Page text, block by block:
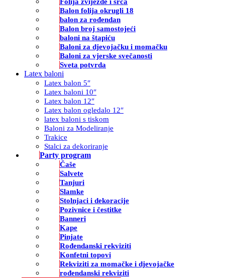
Balon folija okrugli 18
balon za rođendan
Balon broj samostojeći
baloni na štapiću
Baloni za djevojačku i momačku
Baloni za vjerske svečanosti
Sveta potvrda
Latex baloni
Latex balon 5″
Latex baloni 10″
Latex balon 12″
Latex balon ogledalo 12″
latex baloni s tiskom
Baloni za Modeliranje
Trakice
Stalci za dekoriranje
Party program
Čaše
Salvete
Tanjuri
Slamke
Stolnjaci i dekoracije
Pozivnice i čestitke
Banneri
Kape
Pinjate
Rođendanski rekviziti
Konfetni topovi
Rekviziti za momačke i djevojačke
rođendanski rekviziti